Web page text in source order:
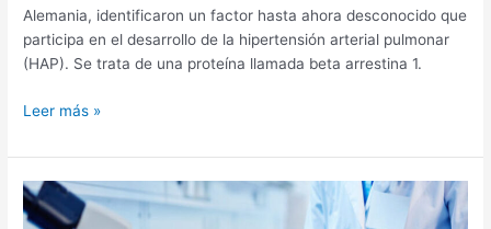
Alemania, identificaron un factor hasta ahora desconocido que
participa en el desarrollo de la hipertensión arterial pulmonar
(HAP). Se trata de una proteína llamada beta arrestina 1.
Leer más »
Avances
en